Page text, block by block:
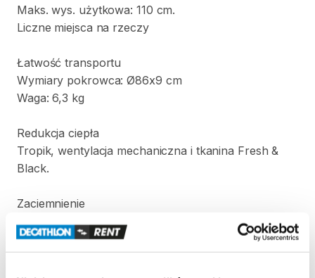
Maks. wys. użytkowa: 110 cm.
Liczne miejsca na rzeczy
Łatwość transportu
Wymiary pokrowca: Ø86x9 cm
Waga: 6​,​3 kg
Redukcja ciepła
Tropik​,​ wentylacja mechaniczna i tkanina Fresh &
Black.
Zaciemnienie
Opatentowana tkanina słoneczne.
Odporność na wiatr
(Siła